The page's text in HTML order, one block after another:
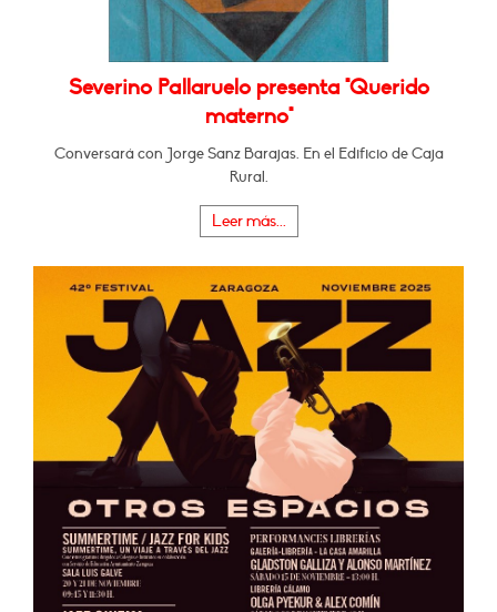
Severino Pallaruelo presenta "Querido
materno"
Conversará con Jorge Sanz Barajas. En el Edificio de Caja
Rural.
Leer más...